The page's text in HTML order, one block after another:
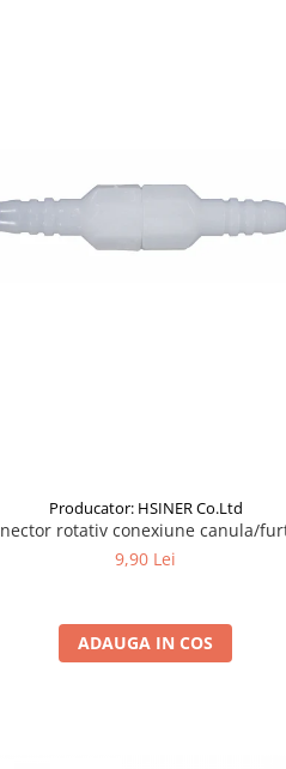
Producator: HSINER Co.Ltd
rotativ conexiune canula/
9,90 Lei
ADAUGA IN COS